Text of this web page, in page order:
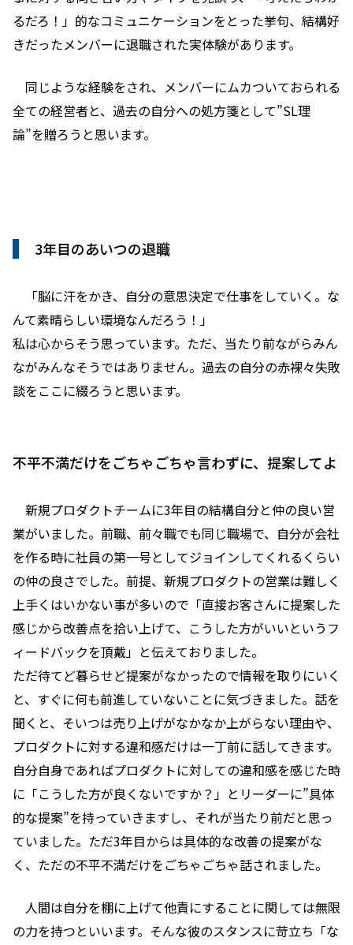
るだろ！」的なコミュニケーションをとった挙句、結構好
きだったメンバーに退職された実体験があります。
同じような経験をされ、メンバーにムカついておられる
全ての経営者と、過去の自分への処方箋として”SL理
論”を贈ろうと思います。
3年目のあいつの退職
「脳に汗をかき、自分の意思決定で仕事をしていく。な
んて素晴らしい環境なんだろう！」
私は心からそう思っています。ただ、当たり前ながらみん
ながみんなそうではありません。過去の自分の赤裸々失敗
談をここに綴ろうと思います。
不平不満だけをごちゃごちゃ言わずに、提案してよ
新規プロダクトチームに3年目の結構自分と仲の良い営
業がいました。前職、前々職でも同じ職場で、自分が会社
を作る時に社員の第一号としてジョインしてくれるくらい
の仲の良さでした。前提、新規プロダクトの営業は難しく
上手くはいかない事が多いので「直接お客さんに提案した
感じから改善点を拾い上げて、こうした方がいいというフ
ィードバックを頂戴」と伝えておりました。
ただ待てど暮らせど提案がなかったので情報を取りにいく
と、すぐに何も前進していないことに気づきました。話を
聞くと、そいつは売り上げがなかなか上がらない理由や、
プロダクトに対する違和感だけは一丁前に話してきます。
自分自身であればプロダクトに対しての違和感を感じた時
に「こうした方が良くないですか？」とリーダーに”具体
的な提案”を持っていきますし、それが当たり前だと思っ
ていました。ただ3年目からは具体的な改善の提案がな
く、ただの不平不満だけをごちゃごちゃ話されました。
人間は自分を棚に上げて他責にすることに関しては無限
の力を持つといいます。そんな彼のスタンスに苛立ち「な